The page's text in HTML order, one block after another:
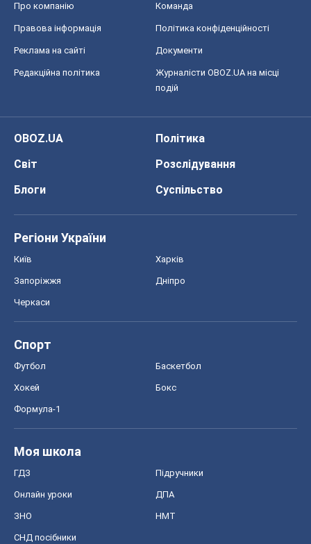
Про компанію Команда
Правова інформація Політика конфіденційності
Реклама на сайті Документи
Редакційна політика
Журналісти OBOZ.UA на місці
подій
OBOZ.UA
Політика
Світ
Розслідування
Блоги
Суспільство
Регіони України
Київ Харків
Запоріжжя Дніпро
Черкаси
Спорт
Футбол Баскетбол
Хокей Бокс
Формула-1
Моя школа
ГДЗ Підручники
Онлайн уроки ДПА
ЗНО НМТ
СНД посібники